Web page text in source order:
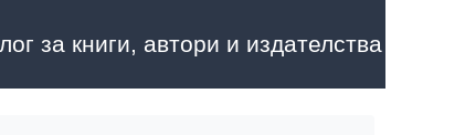
за книги, автори и издателства